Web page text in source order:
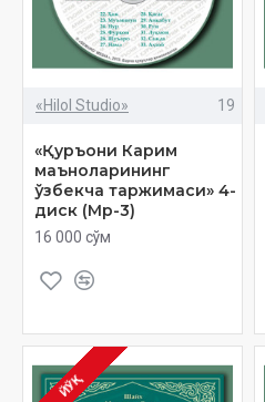
«Hilol Studio» 19
«Қуръони Карим
маъноларининг
ўзбекча таржимаси» 4-
диск (Мp-3)
16 000 сўм
ЙЎҚ